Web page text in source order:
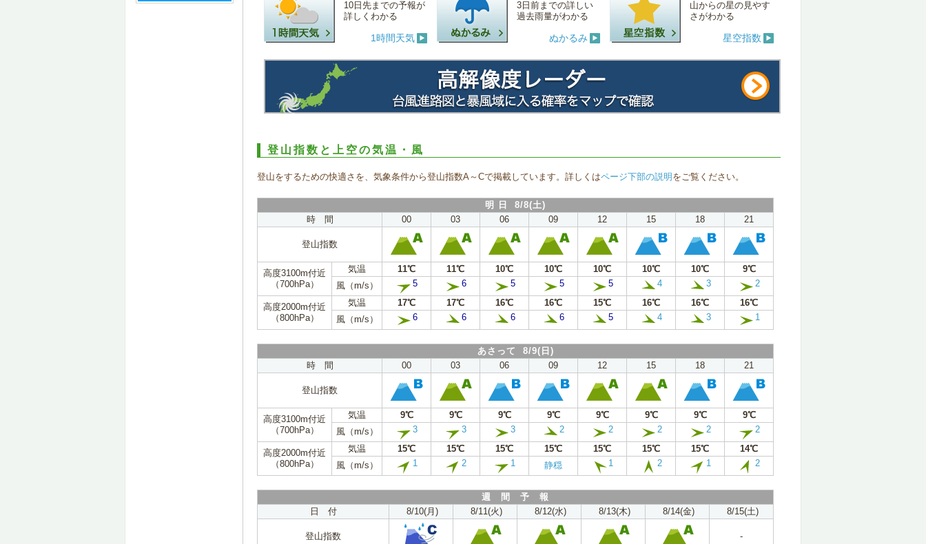
10日先までの予報が
詳しくわかる
1時間天気
3日前までの詳しい
過去雨量がわかる
ぬかるみ
山からの星の見やす
さがわかる
星空指数
登山指数と上空の気温・風
登山をするための快適さを、気象条件から登山指数A～Cで掲載しています。詳しくはページ下部の説明 をご覧ください。
明 日 8/8(土)
時 間
00 03 06 09 12 15 18 21
登山指数
高度3100m付近
（700hPa）
気温 11℃ 11℃ 10℃ 10℃ 10℃ 10℃ 10℃
9℃
風（m/s）
5 6 5 5 5 4 3 2
高度2000m付近
（800hPa）
気温 17℃ 17℃ 16℃ 16℃ 15℃ 16℃ 16℃
16℃
風（m/s）
6 6 6 6 5 4 3 1
あさって 8/9(日)
時 間
00 03 06 09 12 15 18 21
登山指数
高度3100m付近
（700hPa）
気温 9℃ 9℃ 9℃ 9℃ 9℃ 9℃ 9℃
9℃
風（m/s）
3 3 3 2 2 2 2 2
高度2000m付近
（800hPa）
気温 15℃ 15℃ 15℃ 15℃ 15℃ 15℃ 15℃
14℃
風（m/s）
1 2 1 静穏 1 2 1 2
週 間 予 報
日 付
8/10(月) 8/11(火) 8/12(水) 8/13(木) 8/14(金) 8/15(土)
登山指数 -